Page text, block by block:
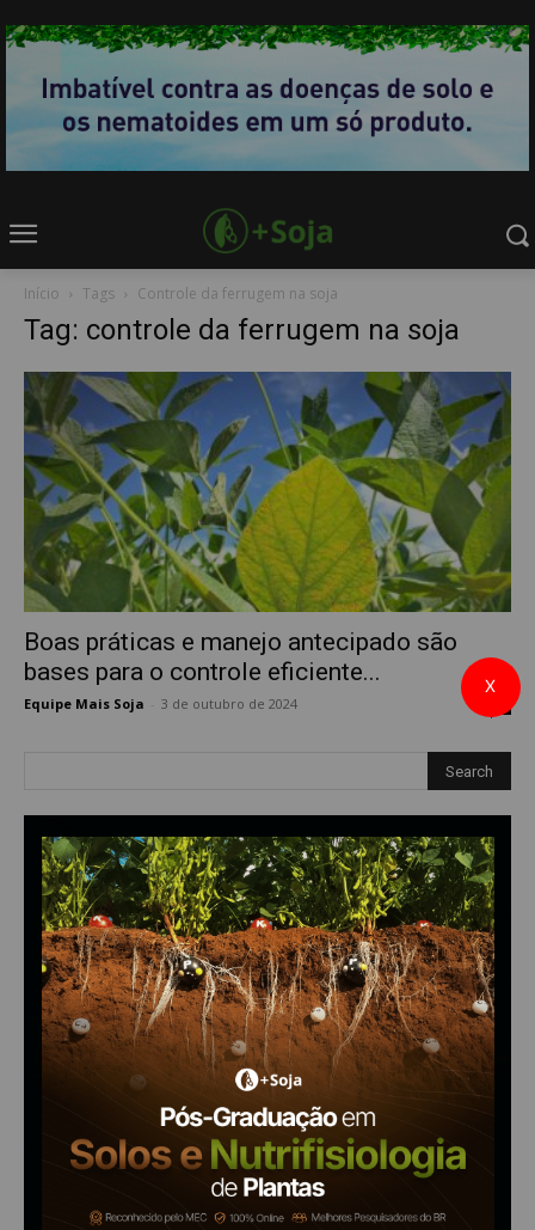
Início Tags Controle da ferrugem na soja
Tag: controle da ferrugem na soja
Boas práticas e manejo antecipado são
bases para o controle eficiente...
Equipe Mais Soja 3 de outubro de 2024
X